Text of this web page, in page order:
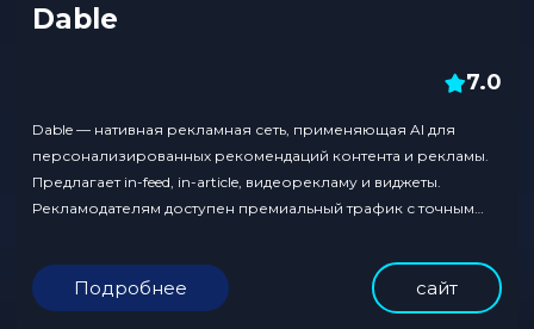
Dable
7.0
Dable — нативная рекламная сеть, применяющая AI для
персонализированных рекомендаций контента и рекламы.
Предлагает in-feed, in-article, видеорекламу и виджеты.
Рекламодателям доступен премиальный трафик с точным
через умные алгоритмы. Сеть работает в Азии, Европе и
других регионах, генерируя миллиарды показов
ежемесячно.
Подробнее сайт